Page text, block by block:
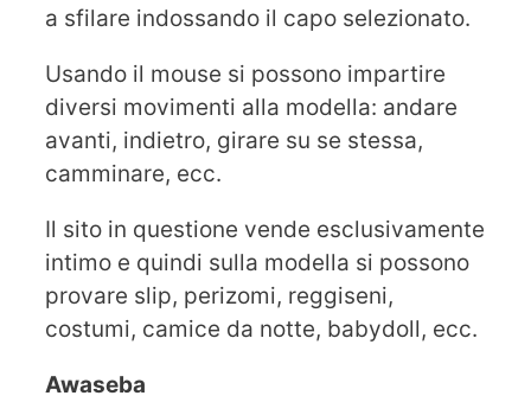
a sfilare indossando il capo selezionato.
Usando il mouse si possono impartire
diversi movimenti alla modella: andare
avanti, indietro, girare su se stessa,
camminare, ecc.
Il sito in questione vende esclusivamente
intimo e quindi sulla modella si possono
provare slip, perizomi, reggiseni,
costumi, camice da notte, babydoll, ecc.
Awaseba